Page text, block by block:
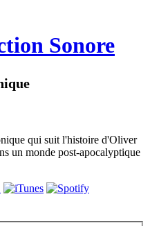
Sonore
qui suit l'histoire d'Oliver
un monde post-apocalyptique